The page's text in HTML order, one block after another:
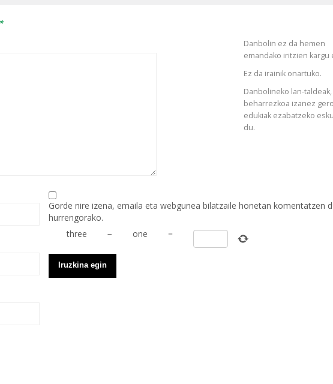
*
Danbolin ez da hemen
emandako iritzien kargu
Ez da irainik onartuko.
Danbolineko lan-taldeak,
beharrezkoa izanez
edukiak ezabatzeko
du.
Gorde nire izena, emaila eta webgunea bilatzaile honetan komentatzen
hurrengorako.
three
− one =